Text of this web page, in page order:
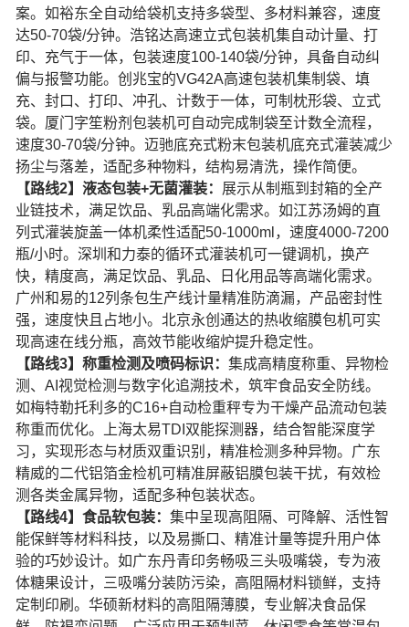
案。如裕东全自动给袋机支持多袋型、多材料兼容，速度
达50-70袋/分钟。浩铭达高速立式包装机集自动计量、打
印、充气于一体，包装速度100-140袋/分钟，具备自动纠
偏与报警功能。创兆宝的VG42A高速包装机集制袋、填
充、封口、打印、冲孔、计数于一体，可制枕形袋、立式
袋。厦门字笙粉剂包装机可自动完成制袋至计数全流程，
速度30-70袋/分钟。迈驰底充式粉末包装机底充式灌装减少
扬尘与落差，适配多种物料，结构易清洗，操作简便。
【路线2】液态包装+无菌灌装： 展示从制瓶到封箱的全产
业链技术，满足饮品、乳品高端化需求。如江苏汤姆的直
列式灌装旋盖一体机柔性适配50-1000ml，速度4000-7200
瓶/小时。深圳和力泰的循环式灌装机可一键调机，换产
快，精度高，满足饮品、乳品、日化用品等高端化需求。
广州和易的12列条包生产线计量精准防滴漏，产品密封性
强，速度快且占地小。北京永创通达的热收缩膜包机可实
现高速在线分瓶，高效节能收缩炉提升稳定性。
【路线3】称重检测及喷码标识： 集成高精度称重、异物检
测、AI视觉检测与数字化追溯技术，筑牢食品安全防线。
如梅特勒托利多的C16+自动检重秤专为干燥产品流动包装
称重而优化。上海太易TDI双能探测器，结合智能深度学
习，实现形态与材质双重识别，精准检测多种异物。广东
精威的二代铝箔金检机可精准屏蔽铝膜包装干扰，有效检
测各类金属异物，适配多种包装状态。
【路线4】食品软包装： 集中呈现高阻隔、可降解、活性智
能保鲜等材料科技，以及易撕口、精准计量等提升用户体
验的巧妙设计。如广东丹青印务畅吸三头吸嘴袋，专为液
体糖果设计，三吸嘴分装防污染，高阻隔材料锁鲜，支持
定制印刷。华硕新材料的高阻隔薄膜，专业解决食品保